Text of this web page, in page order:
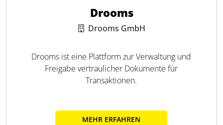
Drooms
Drooms GmbH
Drooms ist eine Plattform zur Verwaltung und
Freigabe vertraulicher Dokumente für
Transaktionen.
MEHR ERFAHREN